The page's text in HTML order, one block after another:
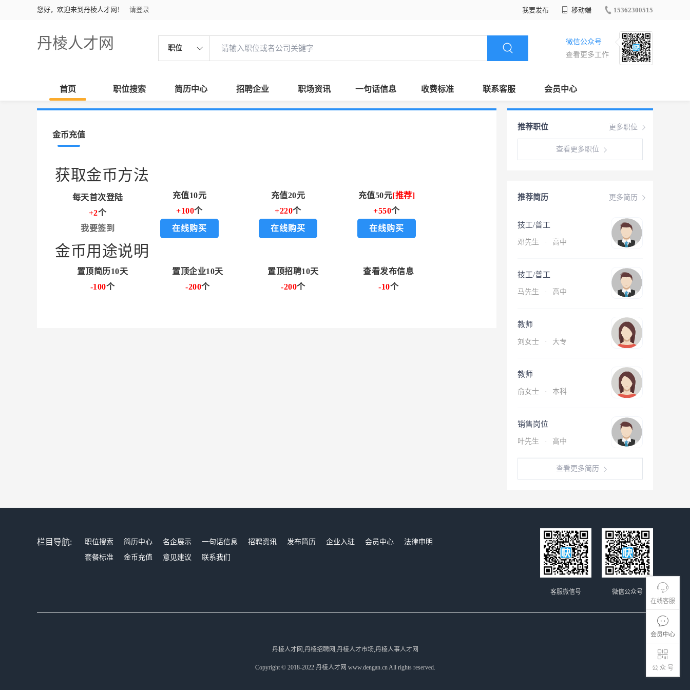
您好，欢迎来到丹棱人才网！ 请登录 我要发布 移动端 15362300515
丹棱人才网 职位
微信公众号
查看更多工作
首页 职位搜索 简历中心 招聘企业 职场资讯 一句话信息 收费标准 联系客服 会员中心
在线客服
会员中心
公 众 号
金币充值
获取金币方法
每天首次登陆
+2个
我要签到
充值10元
+100个
在线购买
充值20元
+220个
在线购买
充值50元[推荐]
+550个
在线购买
金币用途说明
置顶简历10天 置顶企业10天 置顶招聘10天
查看发布信息
-100个 -200个 -200个 -10个
更多职位
推荐职位
查看更多职位
更多简历
推荐简历
技工/普工
邓先生 · 高中
技工/普工
马先生 · 高中
教师
刘女士 · 大专
教师
俞女士 · 本科
销售岗位
叶先生 · 高中
查看更多简历
栏目导航: 职位搜索 简历中心 名企展示 一句话信息 招聘资讯 发布简历 企业入驻 会员中心
法律申明
套餐标准
金币充值 意见建议 联系我们
微信公众号
客服微信号
丹棱人才网,丹棱招聘网,丹棱人才市场,丹棱人事人才网
Copyright © 2018-2022 丹棱人才网 www.dengan.cn All rights reserved.